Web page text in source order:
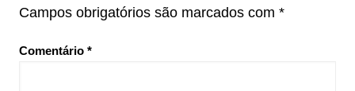
Campos obrigatórios são marcados com *
Comentário *